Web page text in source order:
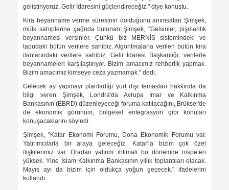
geliştiriyoruz. Gelir İdaresini güçlendireceğiz." diye konuştu.
Kira beyanname verme süresinin dolduğunu anımsatan Şimşek,
mülk sahiplerine çağrıda bulunan Şimşek, "Gelsinler, pişmanlık
beyannamesi versinler. Çünkü biz MERNİS sistemindeki ve
tapudaki bütün verilere sahibiz. Algoritmalarla verilen bütün kira
ilanlarındaki verilere sahibiz. Gelir İdaresi Başkanlığı, verilerle
beyannameleri karşılaştırıyor. Bizim amacımız rehberlik yapmak.
Bizim amacımız kimseye ceza yazmamak." dedi.
Gelecek ay yapmayı planladığı yurt dışı temasları hakkında da
bilgi veren Şimşek, Londra'da Avrupa İmar ve Kalkınma
Bankasının (EBRD) düzenleyeceği foruma katılacağını, Brüksel'de
de ekonomik görünüm, bölgesel entegrasyon gibi konuları
konuşacaklarını söyledi.
Şimşek, "Katar Ekonomi Forumu, Doha Ekonomik Forumu var.
Yatırımcılarla bir araya geleceğiz. Katar'la bizim çok özel
ilişkilerimiz var. Oradan yatırım ihtimali bu dönemde nispeten
yüksek. Yine İslam Kalkınma Bankasının yıllık toplantıları olacak.
Mayıs ayı da bizim için oldukça yoğun geçecek." ifadelerini
kullandı.